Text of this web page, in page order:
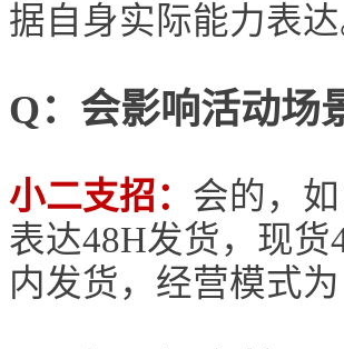
据自身实际能力表达
Q：会影响活动场
小二支招： 会的，
表达48H发货，现
内发货，经营模式